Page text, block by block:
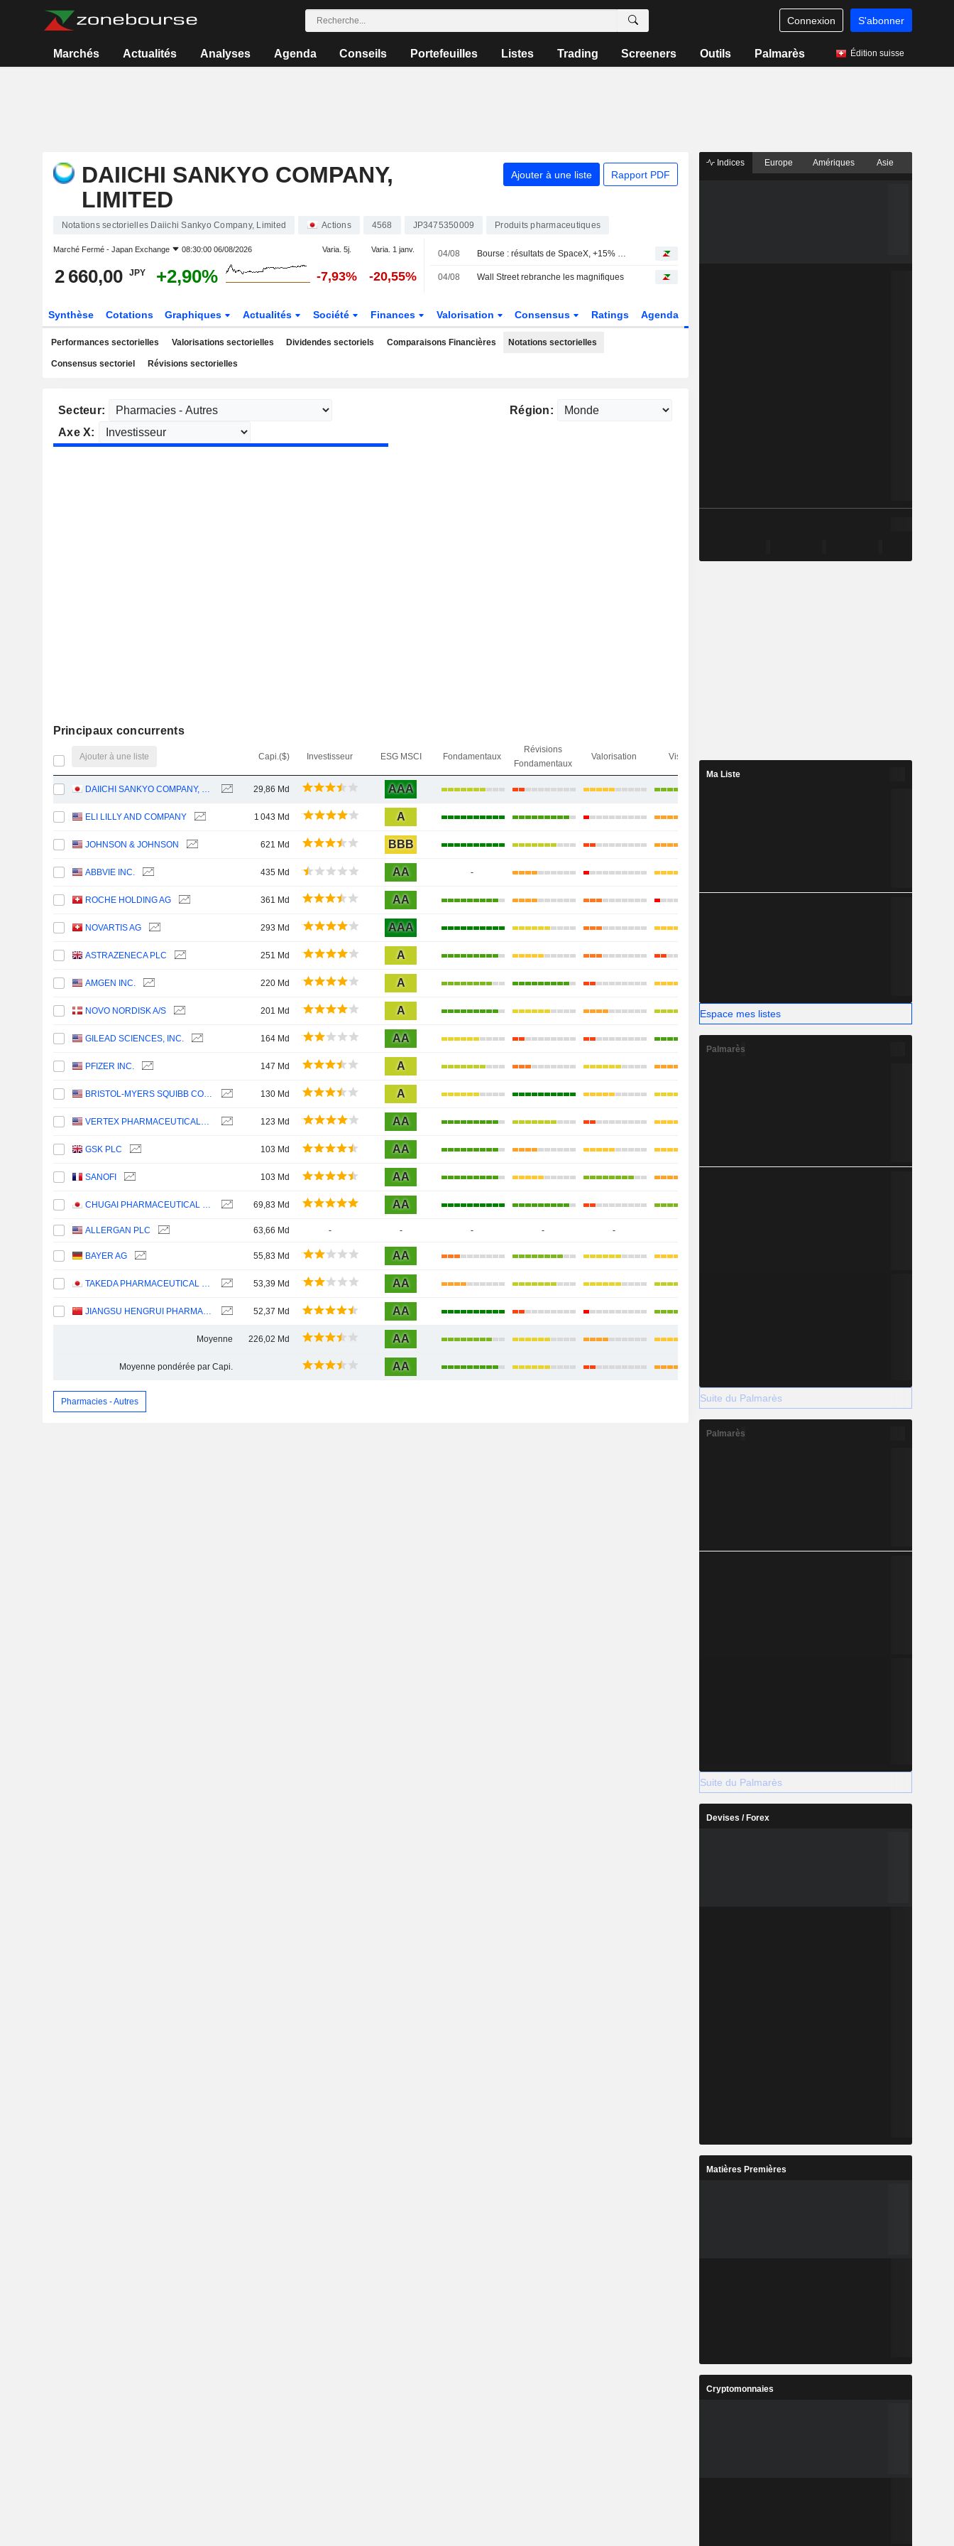
Connexion S'abonner
Marchés Actualités Analyses Agenda Conseils Portefeuilles Listes Trading Screeners Outils Palmarès Édition suisse
DAIICHI SANKYO COMPANY,
LIMITED
Ajouter à une liste Rapport PDF
Notations sectorielles Daiichi Sankyo Company, Limited Actions 4568 JP3475350009 Produits pharmaceutiques
Marché Fermé - Japan Exchange 08:30:00 06/08/2026 Varia. 5j. Varia. 1 janv.
2 660,00 JPY +2,90% -7,93% -20,55%
04/08 Bourse : résultats de SpaceX, +15% pour Palantir, 30 à 40 MdsUSD pour Shein
04/08 Wall Street rebranche les magnifiques
Synthèse Cotations Graphiques Actualités Société Finances Valorisation Consensus Ratings Agenda
Performances sectorielles Valorisations sectorielles Dividendes sectoriels Comparaisons Financières Notations sectorielles
Consensus sectoriel Révisions sectorielles
Secteur:
Région:
Axe X:
Principaux concurrents
Ajouter à une liste Capi.($) Investisseur ESG MSCI Fondamentaux
Révisions
Fondamentaux
Valorisation Visibilité
DAIICHI SANKYO COMPANY, LIMITED 29,86 Md AAA
ELI LILLY AND COMPANY 1 043 Md A
JOHNSON & JOHNSON 621 Md BBB
ABBVIE INC. 435 Md AA -
ROCHE HOLDING AG 361 Md AA
NOVARTIS AG 293 Md AAA
ASTRAZENECA PLC 251 Md A
AMGEN INC. 220 Md A
NOVO NORDISK A/S 201 Md A
GILEAD SCIENCES, INC. 164 Md AA
PFIZER INC. 147 Md A
BRISTOL-MYERS SQUIBB COMPANY 130 Md A
VERTEX PHARMACEUTICALS INCORPORATED 123 Md AA
GSK PLC 103 Md AA
SANOFI 103 Md AA
CHUGAI PHARMACEUTICAL CO., LTD. 69,83 Md AA
ALLERGAN PLC 63,66 Md - - - - -
BAYER AG 55,83 Md AA
TAKEDA PHARMACEUTICAL COMPANY LIMITED 53,39 Md AA
JIANGSU HENGRUI PHARMACEUTICALS CO.,LTD 52,37 Md AA
Moyenne 226,02 Md AA
Moyenne pondérée par Capi. AA
Pharmacies - Autres
Indices Europe Amériques Asie
Ma Liste
Espace mes listes
Palmarès
Suite du Palmarès
Palmarès
Suite du Palmarès
Devises / Forex
Matières Premières
Cryptomonnaies